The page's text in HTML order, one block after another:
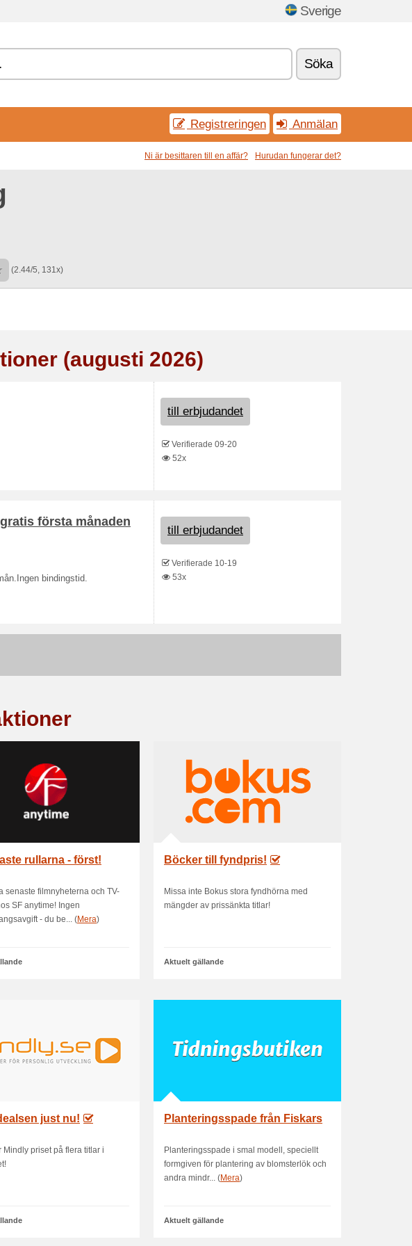
Sverige
Söka
Registreringen Anmälan
Ni är besittaren till en affär? Hurudan fungerar det?
(2.44/5, 131x)
(augusti 2026)
till erbjudandet
Verifierade 09-20
52x
första månaden
bindingstid.
till erbjudandet
Verifierade 10-19
53x
rullarna - först!
senaste filmnyheterna och TV-
SF anytime! Ingen
- du be... (Mera)
Böcker till fyndpris!
Missa inte Bokus stora fyndhörna med
mängder av prissänkta titlar!
Aktuelt gällande
just nu!
Mindly priset på flera titlar i
Planteringsspade från Fiskars
Planteringsspade i smal modell, speciellt
formgiven för plantering av blomsterlök och
andra mindr... (Mera)
Aktuelt gällande